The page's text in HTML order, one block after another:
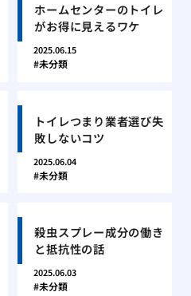
ホームセンターのトイレ
がお得に見えるワケ
2025.06.15
未分類
トイレつまり業者選び失
敗しないコツ
2025.06.04
未分類
殺虫スプレー成分の働き
と抵抗性の話
2025.06.03
未分類